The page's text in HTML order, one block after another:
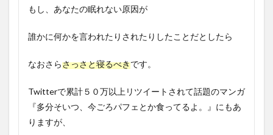
もし、あなたの眠れない原因が
誰かに何かを言われたりされたりしたことだとしたら
なおさらさっさと寝るべきです。
Twitterで累計５０万以上リツイートされて話題のマンガ
『多分そいつ、今ごろパフェとか食ってるよ。』にもあ
りますが、